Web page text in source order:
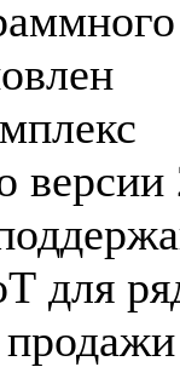
версии
для